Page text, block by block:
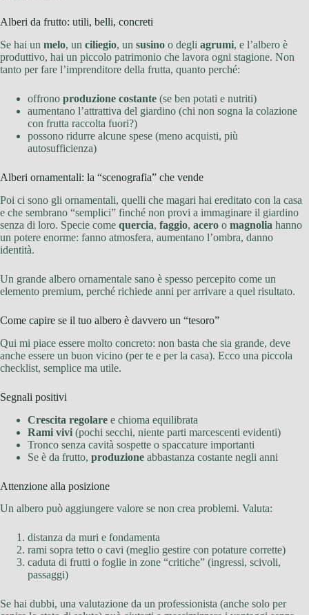
Alberi da frutto: utili, belli, concreti
Se hai un melo, un ciliegio, un susino o degli agrumi, e l’albero è
produttivo, hai un piccolo patrimonio che lavora ogni stagione. Non
tanto per fare l’imprenditore della frutta, quanto perché:
offrono produzione costante (se ben potati e nutriti)
aumentano l’attrattiva del giardino (chi non sogna la colazione
con frutta raccolta fuori?)
possono ridurre alcune spese (meno acquisti, più
autosufficienza)
Alberi ornamentali: la “scenografia” che vende
Poi ci sono gli ornamentali, quelli che magari hai ereditato con la casa
e che sembrano “semplici” finché non provi a immaginare il giardino
senza di loro. Specie come quercia, faggio, acero o magnolia hanno
un potere enorme: fanno atmosfera, aumentano l’ombra, danno
identità.
Un grande albero ornamentale sano è spesso percepito come un
elemento premium, perché richiede anni per arrivare a quel risultato.
Come capire se il tuo albero è davvero un “tesoro”
Qui mi piace essere molto concreto: non basta che sia grande, deve
anche essere un buon vicino (per te e per la casa). Ecco una piccola
checklist, semplice ma utile.
Segnali positivi
Crescita regolare e chioma equilibrata
Rami vivi (pochi secchi, niente parti marcescenti evidenti)
Tronco senza cavità sospette o spaccature importanti
Se è da frutto, produzione abbastanza costante negli anni
Attenzione alla posizione
Un albero può aggiungere valore se non crea problemi. Valuta:
distanza da muri e fondamenta
rami sopra tetto o cavi (meglio gestire con potature corrette)
caduta di frutti o foglie in zone “critiche” (ingressi, scivoli,
passaggi)
Se hai dubbi, una valutazione da un professionista (anche solo per